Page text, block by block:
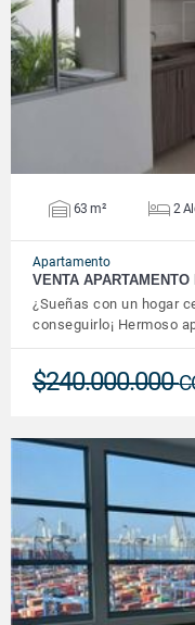
63 m² 2
Apartamento
VENTA
¿Sueñas con un hogar
conseguirlo¡ Hermoso
$240.000.000